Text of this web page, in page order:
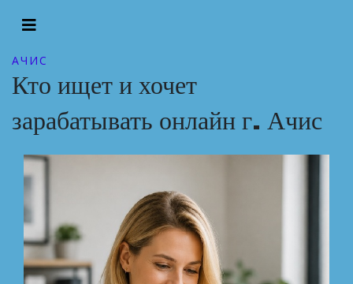
АЧИС
Кто ищет и хочет
зарабатывать онлайн г. Ачис